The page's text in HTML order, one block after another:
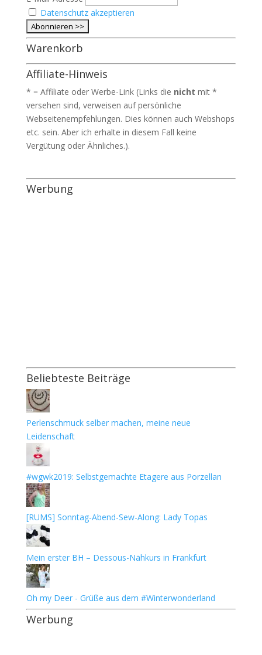
Datenschutz akzeptieren
Warenkorb
Affiliate-Hinweis
* = Affiliate oder Werbe-Link (Links die nicht mit *
versehen sind, verweisen auf persönliche
Webseitenempfehlungen. Dies können auch Webshops
etc. sein. Aber ich erhalte in diesem Fall keine
Vergütung oder Ähnliches.).
Werbung
Beliebteste Beiträge
Perlenschmuck selber machen, meine neue
Leidenschaft
#wgwk2019: Selbstgemachte Etagere aus Porzellan
[RUMS] Sonntag-Abend-Sew-Along: Lady Topas
Mein erster BH – Dessous-Nähkurs in Frankfurt
Oh my Deer - Grüße aus dem #Winterwonderland
Werbung